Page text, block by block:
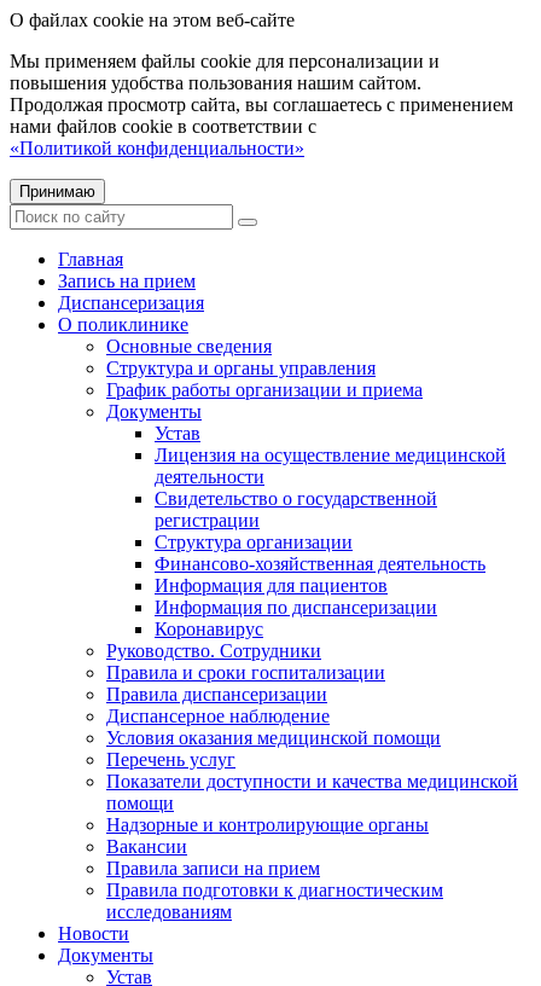
О файлах cookie на этом веб-сайте
Мы применяем файлы cookie для персонализации и
повышения удобства пользования нашим сайтом.
Продолжая просмотр сайта, вы соглашаетесь с применением
нами файлов cookie в соответствии с
«Политикой конфиденциальности»
Принимаю
Главная
Запись на прием
Диспансеризация
О поликлинике
Основные сведения
Структура и органы управления
График работы организации и приема
Документы
Устав
Лицензия на осуществление медицинской
деятельности
Свидетельство о государственной
регистрации
Структура организации
Финансово-хозяйственная деятельность
Информация для пациентов
Информация по диспансеризации
Коронавирус
Руководство. Сотрудники
Правила и сроки госпитализации
Правила диспансеризации
Диспансерное наблюдение
Условия оказания медицинской помощи
Перечень услуг
Показатели доступности и качества медицинской
помощи
Надзорные и контролирующие органы
Вакансии
Правила записи на прием
Правила подготовки к диагностическим
исследованиям
Новости
Документы
Устав